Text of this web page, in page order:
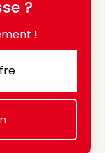
?
!
cette offre